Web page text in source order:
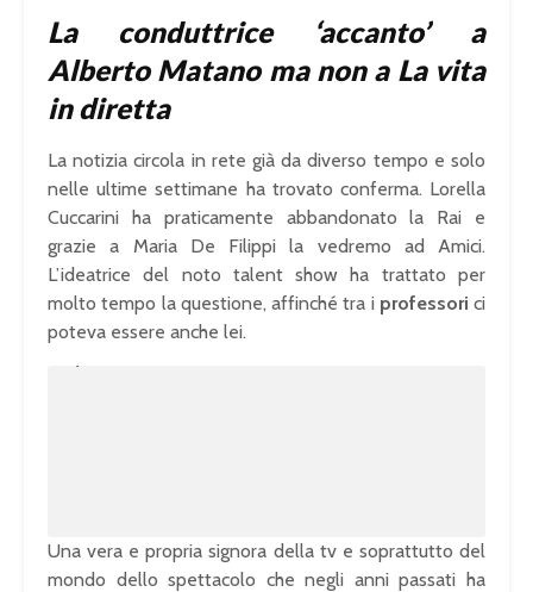
La conduttrice ‘accanto’ a
Alberto Matano ma non a La vita
in diretta
La notizia circola in rete già da diverso tempo e solo
nelle ultime settimane ha trovato conferma. Lorella
Cuccarini ha praticamente abbandonato la Rai e
grazie a Maria De Filippi la vedremo ad Amici.
L’ideatrice del noto talent show ha trattato per
molto tempo la questione, affinché tra i professori ci
poteva essere anche lei.
Una vera e propria signora della tv e soprattutto del
mondo dello spettacolo che negli anni passati ha